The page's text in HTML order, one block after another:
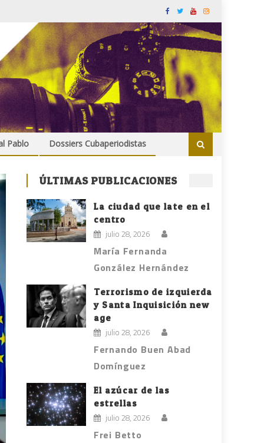
Pablo Dossiers Cubaperiodistas
ÚLTIMAS PUBLICACIONES
La ciudad que late en el
centro
julio 28, 2026
María Fernanda
González Hernández
Terrorismo de izquierda
y Santa Inquisición new
age
julio 28, 2026
Fernando Buen Abad
Domínguez
El azúcar de las
estrellas
julio 28, 2026
Frei Betto